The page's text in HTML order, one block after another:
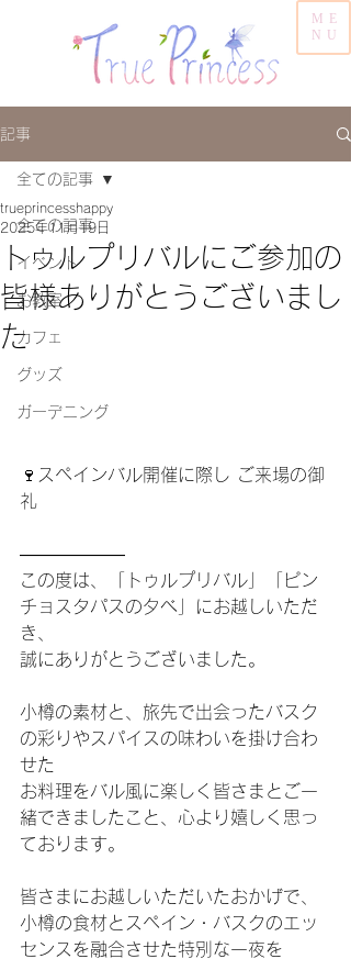
ME
NU
記事
全ての記事
イベント
お教室
カフェ
グッズ
ガーデニング
全ての記事
トゥルプリバルにご参加の
皆様ありがとうございまし
た
trueprincesshappy
2025年11月19日
🍷スペインバル開催に際し ご来場の御
礼
――――――
この度は、「トゥルプリバル」「ピン
チョスタパスの夕べ」にお越しいただ
き、
誠にありがとうございました。
小樽の素材と、旅先で出会ったバスク
の彩りやスパイスの味わいを掛け合わ
せた
お料理をバル風に楽しく皆さまとご一
緒できましたこと、心より嬉しく思っ
ております。
皆さまにお越しいただいたおかげで、
小樽の食材とスペイン・バスクのエッ
センスを融合させた特別な一夜を